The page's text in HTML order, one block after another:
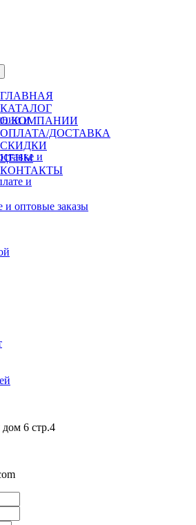
ГЛАВНАЯ
КАТАЛОГ
О КОМПАНИИ
ОПЛАТА/ДОСТАВКА
СКИДКИ
ЦЕНЫ
КОНТАКТЫ
и
и
и
оптовые заказы
6 стр.4